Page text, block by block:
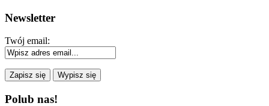
Newsletter
Twój email:
Polub nas!